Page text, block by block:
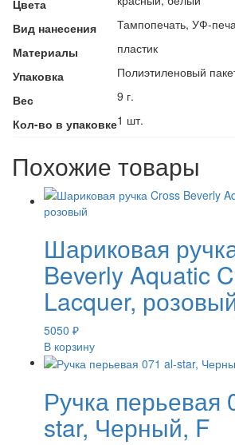
Цвета
Вид нанесения
Тампопечать, УФ-
Материалы
пластик
Упаковка
Полиэтиленовый
Вес
9 г.
Кол-во в упаковке1 шт.
Похожие товары
Шариковая
Beverly Aquatic
Lacquer,
5050 ₽
В корзину
Ручка перьевая
star, Черный, F